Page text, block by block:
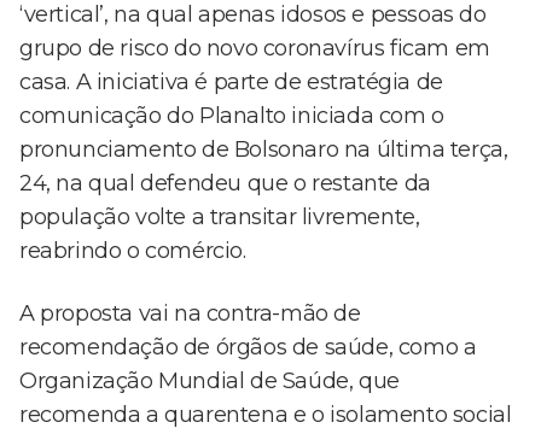
‘vertical’, na qual apenas idosos e pessoas do
grupo de risco do novo coronavírus ficam em
casa. A iniciativa é parte de estratégia de
comunicação do Planalto iniciada com o
pronunciamento de Bolsonaro na última terça,
24, na qual defendeu que o restante da
população volte a transitar livremente,
reabrindo o comércio.
A proposta vai na contra-mão de
recomendação de órgãos de saúde, como a
Organização Mundial de Saúde, que
recomenda a quarentena e o isolamento social